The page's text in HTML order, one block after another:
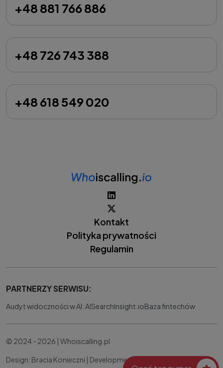
+48 881 766 886
+48 726 743 388
+48 618 549 020
Kontakt
Polityka prywatności
Regulamin
PARTNERZY SERWISU:
Audyt widoczności w AI: AISearchInsight.ioBaza fintechów
© 2024 - 2026 | Whoiscalling.pl
Design: Bracia Konieczni | Development: